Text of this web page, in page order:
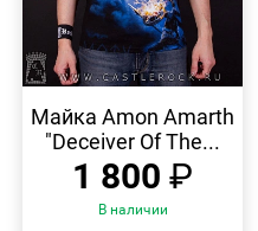
ПРОСМОТР
Майка Amon Amarth
"Deceiver Of The...
1 800 ₽
В наличии